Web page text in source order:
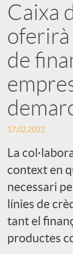
r
x
e
s
S
o
c
i
Caixa
oferirà
de
17.02.2022
La
context en
necessari
línies de
tant el
productes